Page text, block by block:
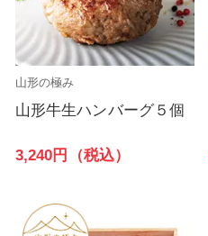
山形の極み
山形牛生ハンバーグ５個
3,240円（税込）